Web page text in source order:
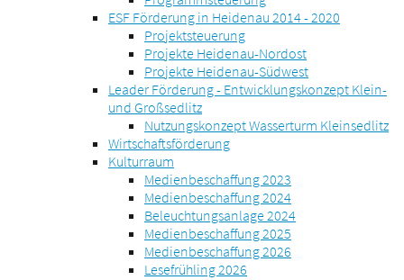
ESF Förderung in Heidenau 2014 - 2020
Projektsteuerung
Projekte Heidenau-Nordost
Projekte Heidenau-Südwest
Leader Förderung - Entwicklungskonzept Klein-
und Großsedlitz
Nutzungskonzept Wasserturm Kleinsedlitz
Wirtschaftsförderung
Kulturraum
Medienbeschaffung 2023
Medienbeschaffung 2024
Beleuchtungsanlage 2024
Medienbeschaffung 2025
Medienbeschaffung 2026
Lesefrühling 2026